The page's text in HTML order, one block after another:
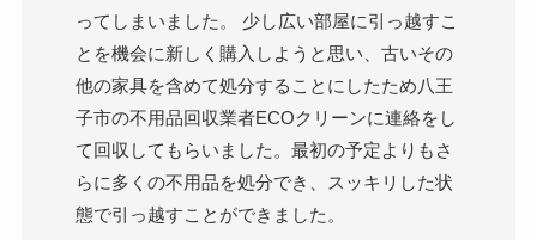
ってしまいました。 少し広い部屋に引っ越すこ
とを機会に新しく購入しようと思い、古いその
他の家具を含めて処分することにしたため八王
子市の不用品回収業者ECOクリーンに連絡をし
て回収してもらいました。最初の予定よりもさ
らに多くの不用品を処分でき、スッキリした状
態で引っ越すことができました。